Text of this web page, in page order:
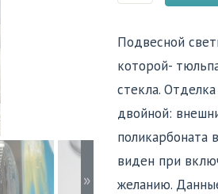
»
Подвесной
которой-
стекла.
двойной:
поликарбоната
виден при
желанию.